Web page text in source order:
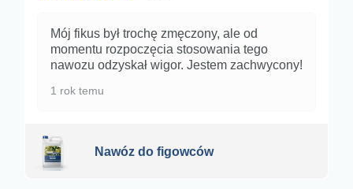
Mój fikus był trochę zmęczony, ale od
momentu rozpoczęcia stosowania tego
nawozu odzyskał wigor. Jestem zachwycony!
1 rok temu
Nawóz do figowców